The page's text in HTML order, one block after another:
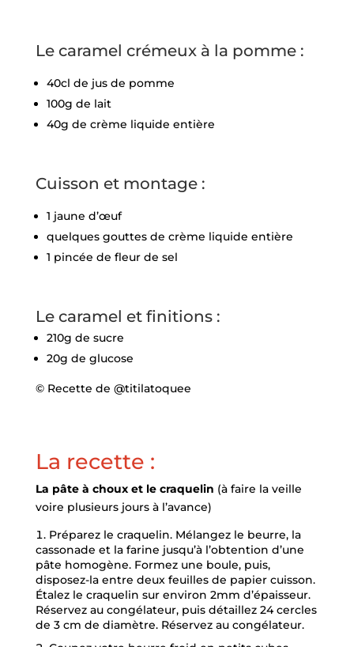
© Recette de @titilatoquee
La recette :
La pâte à choux et le craquelin (à faire la veille
voire plusieurs jours à l’avance)
Préparez le craquelin. Mélangez le beurre, la
cassonade et la farine jusqu’à l’obtention d’une
pâte homogène. Formez une boule, puis,
disposez-la entre deux feuilles de papier cuisson.
Étalez le craquelin sur environ 2mm d’épaisseur.
Réservez au congélateur, puis détaillez 24 cercles
de 3 cm de diamètre. Réservez au congélateur.
Le caramel crémeux à la pomme :
40cl de jus de pomme
100g de lait
40g de crème liquide entière
Cuisson et montage :
1 jaune d’œuf
quelques gouttes de crème liquide entière
1 pincée de fleur de sel
Le caramel et finitions :
210g de sucre
20g de glucose